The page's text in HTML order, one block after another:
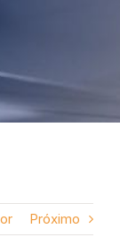
Próximo